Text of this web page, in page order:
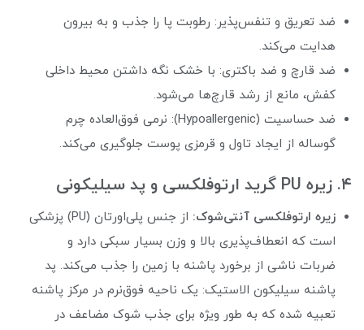
ضد تعریق و تنفس‌پذیر: رطوبت پا را جذب و به بیرون
هدایت می‌کند.
ضد قارچ و ضد باکتری: با خشک نگه داشتن محیط داخلی
کفش، مانع از رشد قارچ‌ها می‌شود.
ضد حساسیت (Hypoallergenic): نرمی فوق‌العاده چرم
گوساله از ایجاد تاول و قرمزی پوست جلوگیری می‌کند.
۴. زیره PU گرید ارتوفلکسی و پد سیلیکونی
زیره ارتوفلکسی آنتی‌شوک:
از جنس پلی‌اورتان (PU) پزشکی
است که انعطاف‌پذیری بالا و وزن بسیار سبکی دارد و
ضربات ناشی از برخورد پاشنه با زمین را جذب می‌کند. پد
پاشنه سیلیکون الاستیک: یک ناحیه فوق‌نرم در مرکز پاشنه
تعبیه شده که به طور ویژه برای جذب شوک مضاعف در